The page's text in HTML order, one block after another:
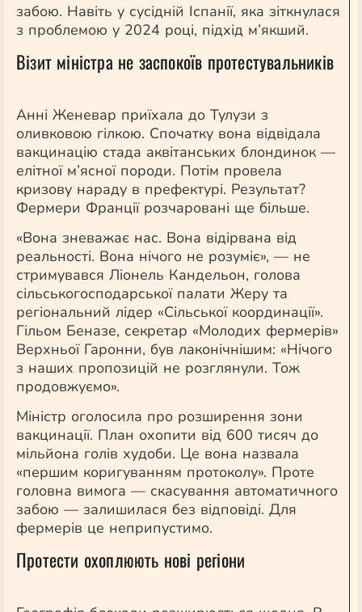
забою. Навіть у сусідній Іспанії, яка зіткнулася
з проблемою у 2024 році, підхід м’якший.
Візит міністра не заспокоїв протестувальників
Анні Женевар приїхала до Тулузи з
оливковою гілкою. Спочатку вона відвідала
вакцинацію стада аквітанських блондинок —
елітної м’ясної породи. Потім провела
кризову нараду в префектурі. Результат?
Фермери Франції розчаровані ще більше.
«Вона зневажає нас. Вона відірвана від
реальності. Вона нічого не розуміє», — не
стримувався Ліонель Кандельон, голова
сільськогосподарської палати Жеру та
регіональний лідер «Сільської координації».
Гільом Беназе, секретар «Молодих фермерів»
Верхньої Гаронни, був лаконічнішим: «Нічого
з наших пропозицій не розглянули. Тож
продовжуємо».
Міністр оголосила про розширення зони
вакцинації. План охопити від 600 тисяч до
мільйона голів худоби. Це вона назвала
«першим коригуванням протоколу». Проте
головна вимога — скасування автоматичного
забою — залишилася без відповіді. Для
фермерів це неприпустимо.
Протести охоплюють нові регіони